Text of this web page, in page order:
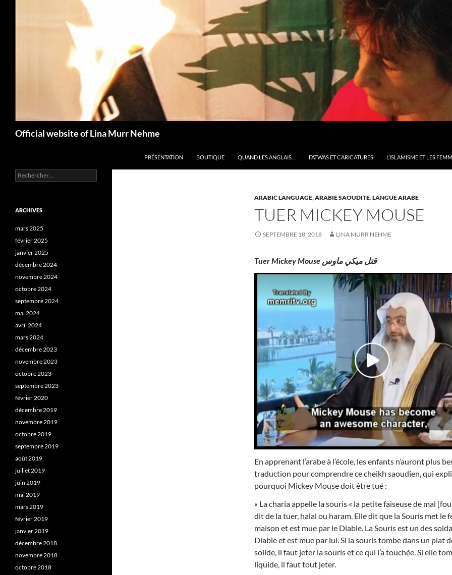
Official website of Lina Murr Nehme
PRÉSENTATION BOUTIQUE QUAND LES ANGLAIS… FATWAS ET CARICATURES L’ISLAMISME ET LES
ARABIC LANGUAGE,ARABIE SAOUDITE,LANGUE ARABE
TUER MICKEY MOUSE
SEPTEMBRE 18, 2018 LINA MURR NEHME
Tuer Mickey Mouse قتل ميكي ماوس
En apprenant l’arabe à l’école, les enfants n’auront plus
traduction pour comprendre ce cheikh saoudien, qui
pourquoi Mickey Mouse doit être tué :
« La charia appelle la souris « la petite faiseuse de mal
dit de la tuer, halal ou haram. Elle dit que la Souris met le
maison et est mue par le Diable. La Souris est un des
Diable et est mue par lui. Si la souris tombe dans un plat
solide, il faut jeter la souris et ce qui l’a touchée. Si elle
liquide, il faut tout jeter.
Rechercher :
ARCHIVES
mars 2025
février 2025
janvier 2025
décembre 2024
novembre 2024
octobre 2024
septembre 2024
mai 2024
avril 2024
mars 2024
décembre 2023
novembre 2023
octobre 2023
septembre 2023
février 2020
décembre 2019
novembre 2019
octobre 2019
septembre 2019
août 2019
juillet 2019
juin 2019
mai 2019
mars 2019
février 2019
janvier 2019
décembre 2018
novembre 2018
octobre 2018